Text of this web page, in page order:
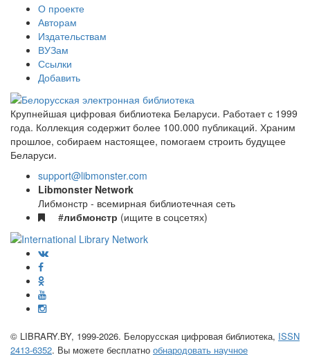
О проекте
Авторам
Издательствам
ВУЗам
Ссылки
Добавить
Крупнейшая цифровая библиотека Беларуси. Работает с 1999
года. Коллекция содержит более 100.000 публикаций. Храним
прошлое, собираем настоящее, помогаем строить будущее
Беларуси.
support@libmonster.com
Libmonster Network
Либмонстр - всемирная библиотечная сеть
#либмонстр (ищите в соцсетях)
© LIBRARY.BY, 1999-2026. Белорусская цифровая библиотека, ISSN
2413-6352. Вы можете бесплатно обнародовать научное